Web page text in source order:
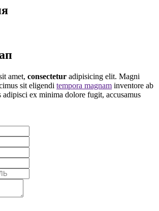
amet, consectetur adipisicing elit. Magni
sit eligendi tempora magnam inventore ab
ex minima dolore fugit, accusamus